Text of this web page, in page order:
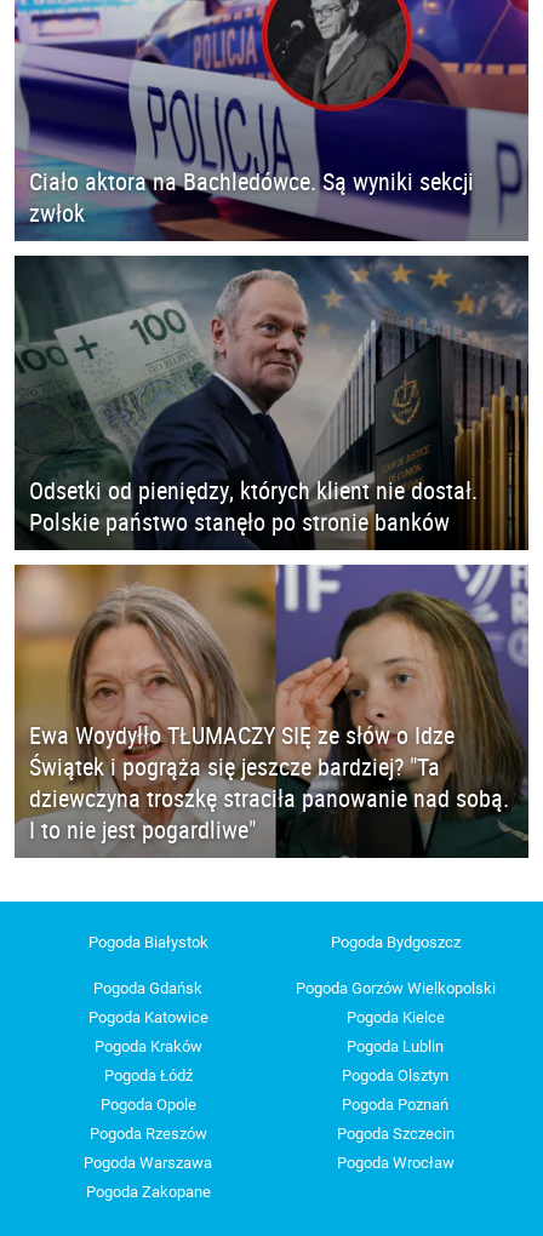
Ciało aktora na Bachledówce. Są wyniki sekcji
zwłok
Odsetki od pieniędzy, których klient nie dostał.
Polskie państwo stanęło po stronie banków
Ewa Woydyłło TŁUMACZY SIĘ ze słów o Idze
Świątek i pogrąża się jeszcze bardziej? "Ta
dziewczyna troszkę straciła panowanie nad sobą.
I to nie jest pogardliwe"
Pogoda Białystok Pogoda Bydgoszcz
Pogoda Gdańsk
Pogoda Gorzów Wielkopolski
Pogoda Katowice
Pogoda Kielce
Pogoda Kraków
Pogoda Lublin
Pogoda Łódź
Pogoda Olsztyn
Pogoda Opole
Pogoda Poznań
Pogoda Rzeszów
Pogoda Szczecin
Pogoda Warszawa
Pogoda Wrocław
Pogoda Zakopane